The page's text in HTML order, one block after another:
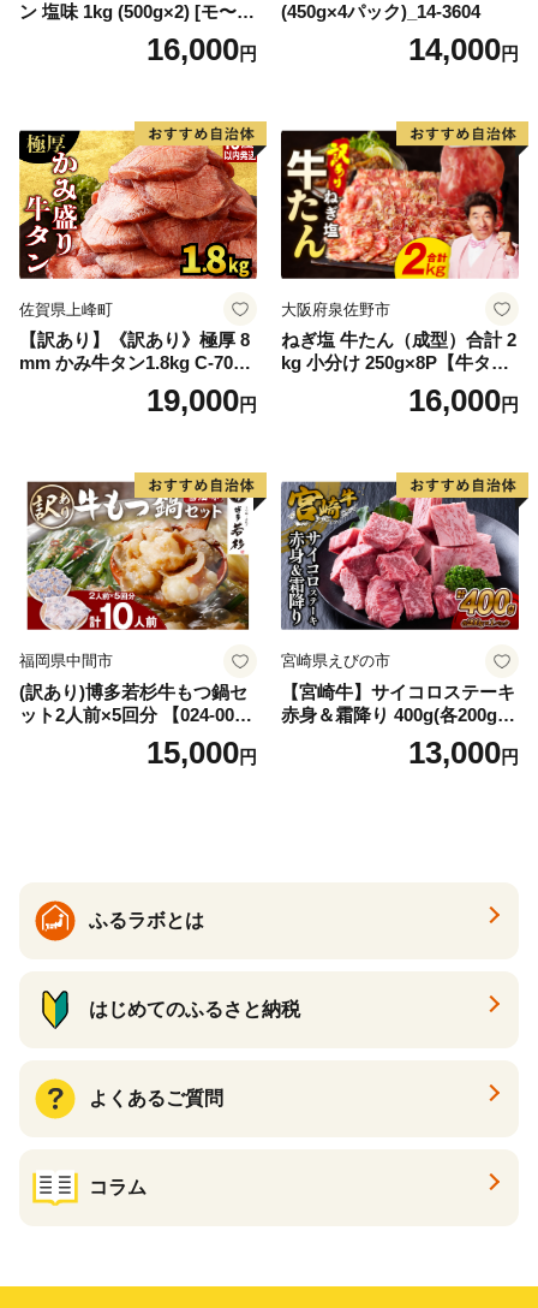
ン 塩味 1kg (500g×2) [モ〜ラ
ンド 宮城県 気仙沼市 205646
60] 肉 牛肉 精肉 牛たん 牛タ
厚切り タン
16,000円
(450g×4パック)_14-3604
14,000円
佐賀県上峰町
【訳あり】《訳あり》極厚 8
mm かみ牛タン1.8kg C-709-
19,000円
大阪府泉佐野市
ねぎ塩 牛たん（成型）合計 2
kg 小分け 250g×8P【牛タン
牛肉 焼肉用 薄切り 訳あり サ
16,000円
福岡県中間市
(訳あり)博多若杉牛もつ鍋セ
ット2人前×5回分 【024-002
15,000円
宮崎県えびの市
【宮崎牛】サイコロステーキ
赤身＆霜降り 400g(各200g×
１P 計2P) 真空パック 冷凍
13,000円
ふるラボとは
はじめてのふるさと納税
よくあるご質問
コラム